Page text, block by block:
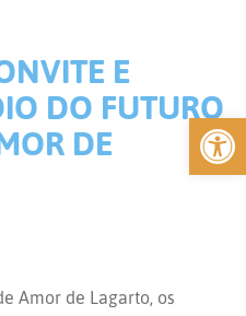
Abrir
E
DO FUTURO
DE
Amor de Lagarto, os